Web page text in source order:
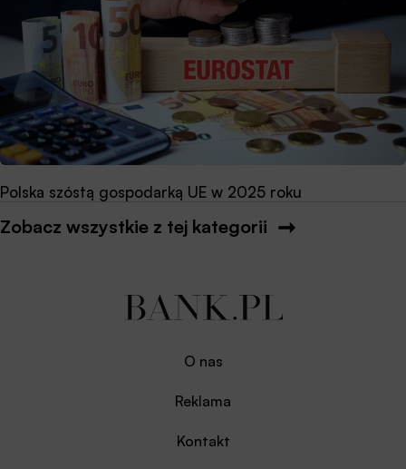
Polska szóstą gospodarką UE w 2025 roku
Zobacz wszystkie z tej kategorii
O nas
Reklama
Kontakt